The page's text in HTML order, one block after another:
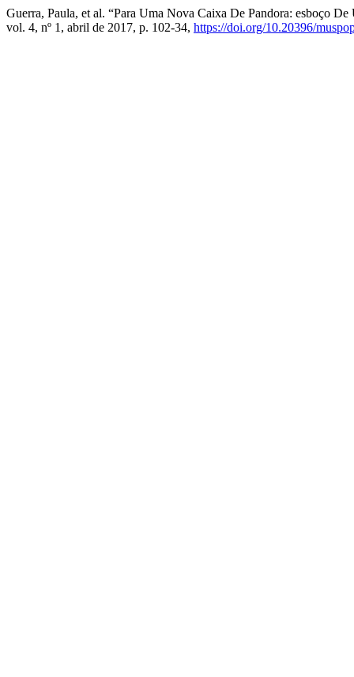
Guerra, Paula, et al. “Para Uma Nova Caixa De Pandora: esboço
vol. 4, nº 1, abril de 2017, p. 102-34, https://doi.org/10.20396/